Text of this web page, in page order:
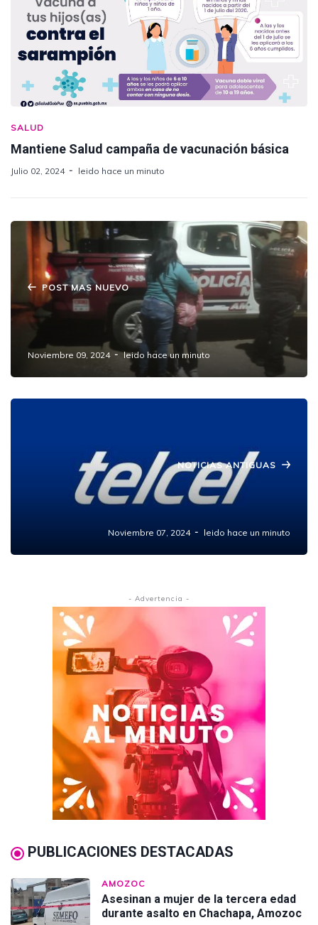
SALUD
Mantiene Salud campaña de vacunación básica
Julio 02, 2024 leido hace un minuto
POST MAS NUEVO
Policía rescata a niña perdida en Chachapa y
la reúne con sus padres
Noviembre 09, 2024 leido hace un minuto
NOTICIAS ANTIGUAS
El Gran Apagón de Telcel: Usuarios
Mexicanos Reportan Falta de Servicio
Noviembre 07, 2024 leido hace un minuto
- Advertencia -
PUBLICACIONES DESTACADAS
AMOZOC
Asesinan a mujer de la tercera edad
durante asalto en Chachapa, Amozoc